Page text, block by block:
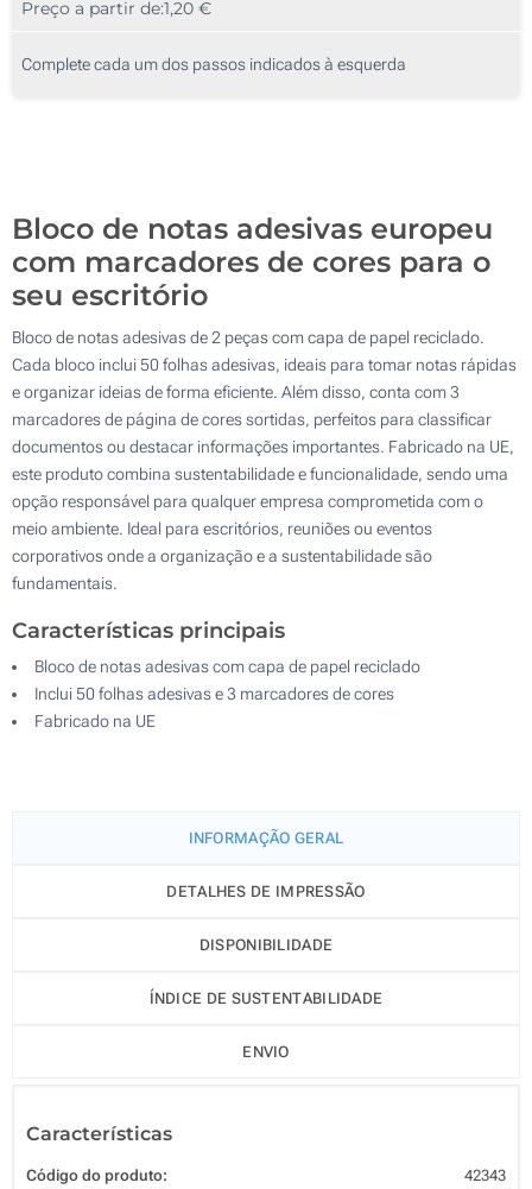
50
125
Preço a partir de:1,20 €
Complete cada um dos passos indicados à esquerda
Bloco de notas adesivas europeu
com marcadores de cores para o
seu escritório
Bloco de notas adesivas de 2 peças com capa de papel reciclado.
Cada bloco inclui 50 folhas adesivas, ideais para tomar notas rápidas
e organizar ideias de forma eficiente. Além disso, conta com 3
marcadores de página de cores sortidas, perfeitos para classificar
documentos ou destacar informações importantes. Fabricado na UE,
este produto combina sustentabilidade e funcionalidade, sendo uma
opção responsável para qualquer empresa comprometida com o
meio ambiente. Ideal para escritórios, reuniões ou eventos
corporativos onde a organização e a sustentabilidade são
fundamentais.
Características principais
Bloco de notas adesivas com capa de papel reciclado
Inclui 50 folhas adesivas e 3 marcadores de cores
Fabricado na UE
INFORMAÇÃO GERAL
DETALHES DE IMPRESSÃO
DISPONIBILIDADE
ÍNDICE DE SUSTENTABILIDADE
ENVIO
Características
Código do produto: 42343